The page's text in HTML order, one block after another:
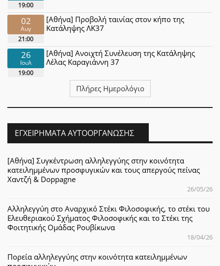
19:00
02
Αυγ
21:00
[Αθήνα] Προβολή ταινίας στον κήπο της
Κατάληψης ΛΚ37
26
Ιουλ
19:00
[Αθήνα] Ανοιχτή Συνέλευση της Κατάληψης
Λέλας Καραγιάννη 37
Πλήρες Ημερολόγιο
ΕΓΧΕΙΡΉΜΑΤΑ ΑΥΤΟΟΡΓΆΝΩΣΗΣ
[Αθήνα] Συγκέντρωση αλληλεγγύης στην κοινότητα
κατειλημμένων προσφυγικών και τους απεργούς πείνας
Χαντζή & Doppagne
26/05/26
Αλληλεγγύη στο Αναρχικό Στέκι Φιλοσοφικής, το στέκι του
Ελευθεριακού Σχήματος Φιλοσοφικής και το Στέκι της
Φοιτητικής Ομάδας Ρουβίκωνα
18/04/26
Πορεία αλληλεγγύης στην κοινότητα κατειλημμένων